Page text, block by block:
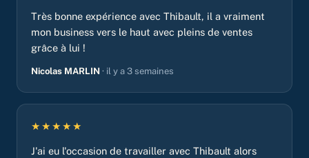
Très bonne expérience avec Thibault, il a vraiment
mon business vers le haut avec pleins de ventes
grâce à lui !
Nicolas MARLIN · il y a 3 semaines
★★★★★
J'ai eu l'occasion de travailler avec Thibault alors